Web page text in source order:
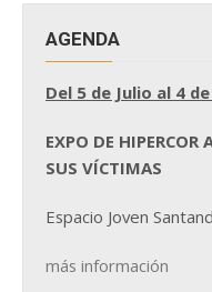
AGENDA
Del 5 de Julio al 4
EXPO DE HIPERCOR
SUS VÍCTIMAS
Espacio Joven
más información